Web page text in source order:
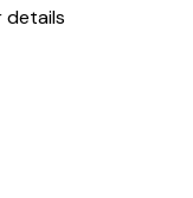
details